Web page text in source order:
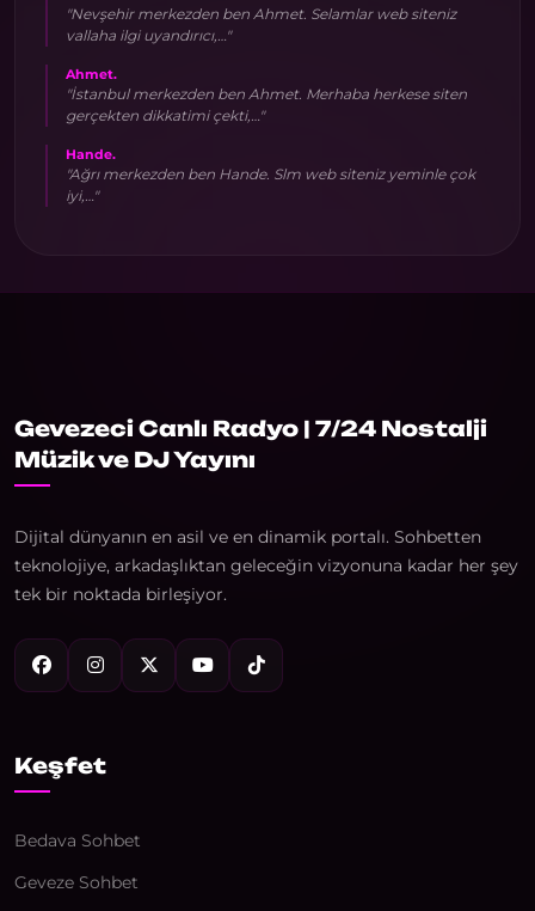
"Nevşehir merkezden ben Ahmet. Selamlar web siteniz
vallaha ilgi uyandırıcı,…"
Ahmet.
"İstanbul merkezden ben Ahmet. Merhaba herkese siten
gerçekten dikkatimi çekti,…"
Hande.
"Ağrı merkezden ben Hande. Slm web siteniz yeminle çok
iyi,…"
Gevezeci Canlı Radyo | 7/24 Nostalji
Müzik ve DJ Yayını
Dijital dünyanın en asil ve en dinamik portalı. Sohbetten
teknolojiye, arkadaşlıktan geleceğin vizyonuna kadar her şey
tek bir noktada birleşiyor.
Keşfet
Bedava Sohbet
Geveze Sohbet